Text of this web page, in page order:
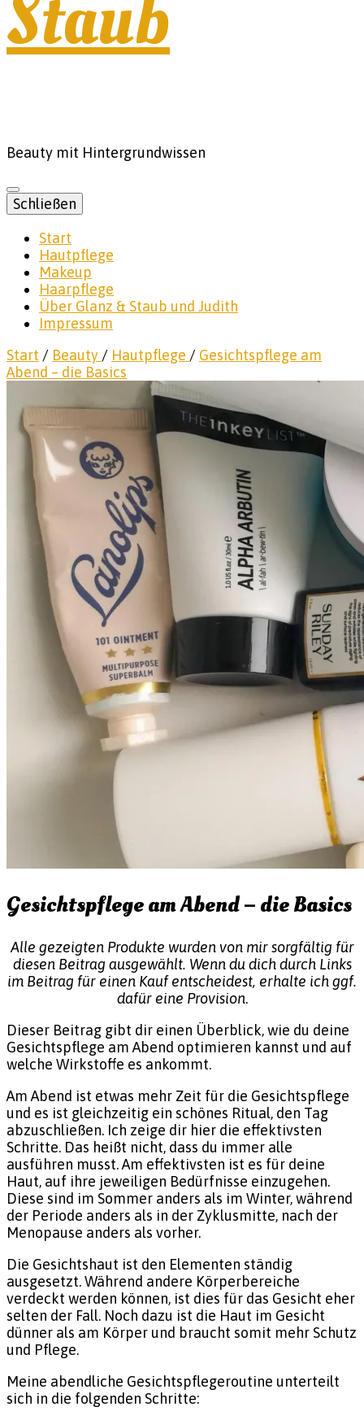
Staub
Beauty mit Hintergrundwissen
Schließen
Start
Hautpflege
Makeup
Haarpflege
Über Glanz & Staub und Judith
Impressum
Start / Beauty / Hautpflege / Gesichtspflege am
Abend – die Basics
Gesichtspflege am Abend – die Basics
Alle gezeigten Produkte wurden von mir sorgfältig für
diesen Beitrag ausgewählt. Wenn du dich durch Links
im Beitrag für einen Kauf entscheidest, erhalte ich ggf.
dafür eine Provision.
Dieser Beitrag gibt dir einen Überblick, wie du deine
Gesichtspflege am Abend optimieren kannst und auf
welche Wirkstoffe es ankommt.
Am Abend ist etwas mehr Zeit für die Gesichtspflege
und es ist gleichzeitig ein schönes Ritual, den Tag
abzuschließen. Ich zeige dir hier die effektivsten
Schritte. Das heißt nicht, dass du immer alle
ausführen musst. Am effektivsten ist es für deine
Haut, auf ihre jeweiligen Bedürfnisse einzugehen.
Diese sind im Sommer anders als im Winter, während
der Periode anders als in der Zyklusmitte, nach der
Menopause anders als vorher.
Die Gesichtshaut ist den Elementen ständig
ausgesetzt. Während andere Körperbereiche
verdeckt werden können, ist dies für das Gesicht eher
selten der Fall. Noch dazu ist die Haut im Gesicht
dünner als am Körper und braucht somit mehr Schutz
und Pflege.
Meine abendliche Gesichtspflegeroutine unterteilt
sich in die folgenden Schritte: